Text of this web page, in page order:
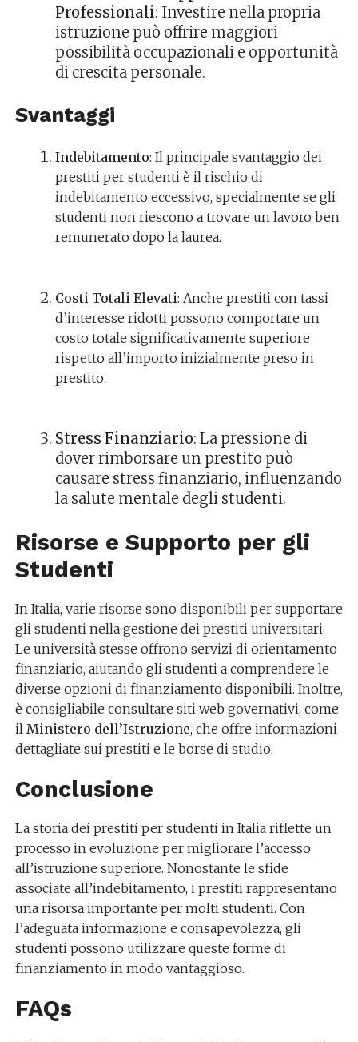
Professionali: Investire nella propria
istruzione può offrire maggiori
possibilità occupazionali e opportunità
di crescita personale.
Svantaggi
Indebitamento: Il principale svantaggio dei
prestiti per studenti è il rischio di
indebitamento eccessivo, specialmente se gli
studenti non riescono a trovare un lavoro ben
remunerato dopo la laurea.
Costi Totali Elevati: Anche prestiti con tassi
d’interesse ridotti possono comportare un
costo totale significativamente superiore
rispetto all’importo inizialmente preso in
prestito.
Stress Finanziario: La pressione di
dover rimborsare un prestito può
causare stress finanziario, influenzando
la salute mentale degli studenti.
Risorse e Supporto per gli
Studenti
In Italia, varie risorse sono disponibili per supportare
gli studenti nella gestione dei prestiti universitari.
Le università stesse offrono servizi di orientamento
finanziario, aiutando gli studenti a comprendere le
diverse opzioni di finanziamento disponibili. Inoltre,
è consigliabile consultare siti web governativi, come
il Ministero dell’Istruzione, che offre informazioni
dettagliate sui prestiti e le borse di studio.
Conclusione
La storia dei prestiti per studenti in Italia riflette un
processo in evoluzione per migliorare l’accesso
all’istruzione superiore. Nonostante le sfide
associate all’indebitamento, i prestiti rappresentano
una risorsa importante per molti studenti. Con
l’adeguata informazione e consapevolezza, gli
studenti possono utilizzare queste forme di
finanziamento in modo vantaggioso.
FAQs